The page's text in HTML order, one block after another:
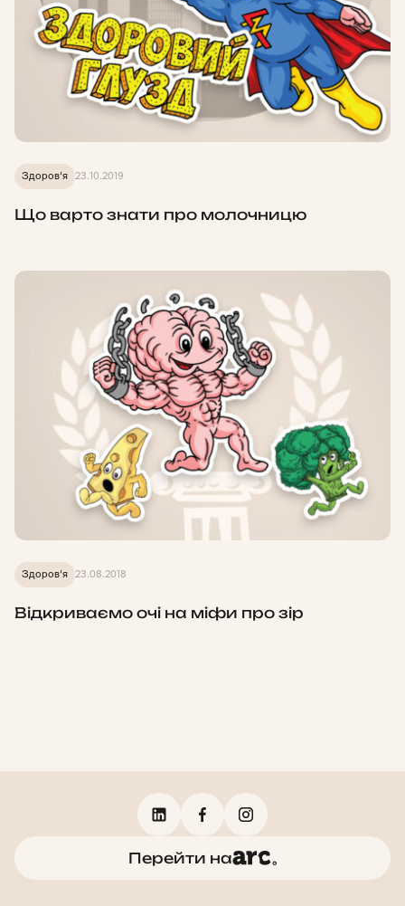
Здоров'я 23.10.2019
Що варто знати про молочницю
Здоров'я 23.08.2018
Відкриваємо очі на міфи про зір
Перейти на